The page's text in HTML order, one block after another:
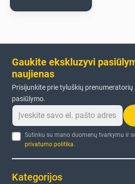
Gaukite ekskluzyvi
naujienas
Prisijunkite prie tyluškių
pasiūlymo.
Sutinku su mano duomenų tvarkymu ir
privatumo politika.
Kategorijos